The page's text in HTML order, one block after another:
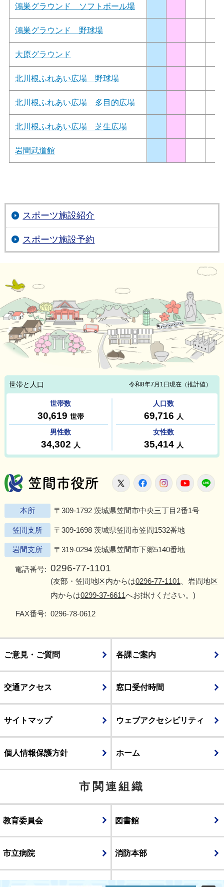
鴻巣グラウンド ソフトボール場
鴻巣グラウンド 野球場
大原グラウンド
北川根ふれあい広場 野球場
北川根ふれあい広場 多目的広場
北川根ふれあい広場 芝生広場
岩間武道館
スポーツ施設紹介
スポーツ施設予約
笠間市役所
X FacebookInstagram
本所 〒309-1792 茨城県笠間市中央三丁目2番1号
笠間支所 〒309-1698 茨城県笠間市笠間1532番地
岩間支所 〒319-0294 茨城県笠間市下郷5140番地
電話番号: 0296-77-1101
(友部・笠間地区内からは0296-77-1101 、岩間地区
内からは0299-37-6611へお掛けください。)
FAX番号: 0296-78-0612
ご意見・ご質問 各課ご案内
交通アクセス 窓口受付時間
サイトマップ ウェブアクセシビリティ
個人情報保護方針 ホーム
市関連組織
教育委員会 図書館
市立病院 消防本部